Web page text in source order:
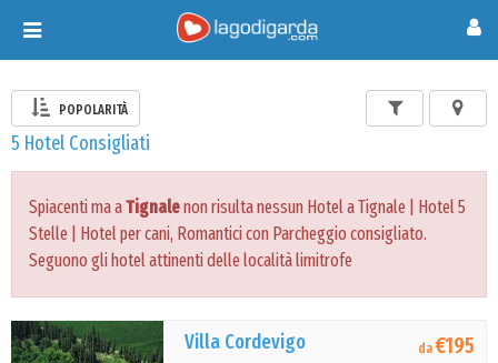
Toggle
navigation
POPOLARITÀ
5 Hotel Consigliati
Spiacenti ma aTignalenon risulta nessun Hotel a Tignale | Hotel 5
Stelle | Hotel per cani, Romantici con Parcheggio consigliato.
Seguono gli hotel attinenti delle località limitrofe
Villa Cordevigo da€195